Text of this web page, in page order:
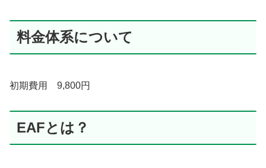
料金体系について
初期費用 9,800円
EAFとは？